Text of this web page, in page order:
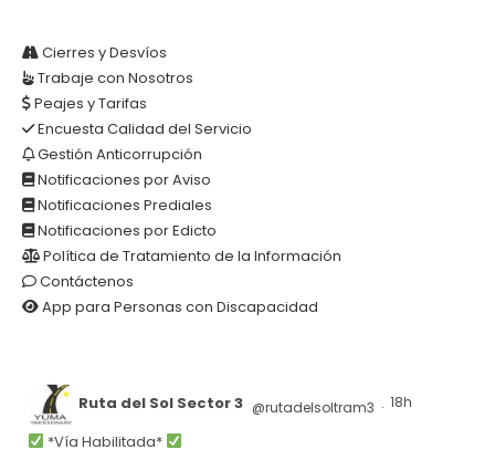
Cierres y Desvíos
Trabaje con Nosotros
Peajes y Tarifas
Encuesta Calidad del Servicio
Gestión Anticorrupción
Notificaciones por Aviso
Notificaciones Prediales
Notificaciones por Edicto
Política de Tratamiento de la Información
Contáctenos
App para Personas con Discapacidad
Ruta del Sol Sector 3 @rutadelsoltram3 · 18h
*Vía Habilitada*